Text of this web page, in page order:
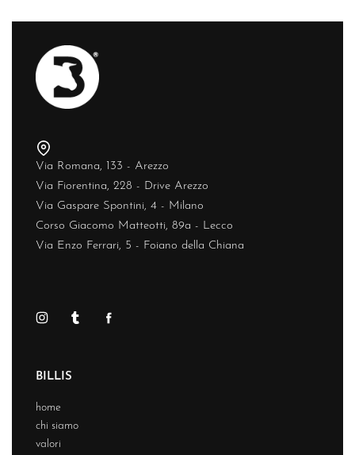
Via Romana, 133 - Arezzo
Via Fiorentina, 228 - Drive Arezzo
Via Gaspare Spontini, 4 - Milano
Corso Giacomo Matteotti, 89a - Lecco
Via Enzo Ferrari, 5 - Foiano della Chiana
BILLIS
home
chi siamo
valori